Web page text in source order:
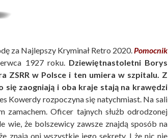
za Najlepszy Kryminał Retro 2020.Pomocnik
1927 roku. Dziewiętnastoletni Borys
ZSRR w Polsce i ten umiera w szpitalu. Z
zaogniają i oba kraje stają na krawędzi
Kowerdy rozpoczyna się natychmiast. Na sali
Oficer tajnych służb odrodzonej
wie, że bolszewicy zawsze znajdą sposób na
znają oni wszystkie jego sekrety. I że nic nie